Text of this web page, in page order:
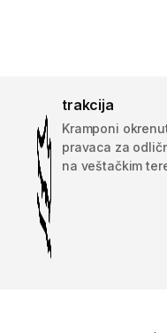
trakcija
Kramponi
pravaca za
na veštačkim